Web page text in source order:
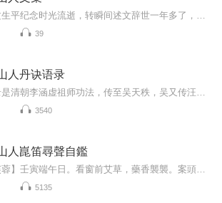
39
人丹诀语录
3540
人崑笛尋聲自鑑
5135